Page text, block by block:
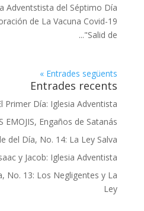
Adventstista del Séptimo Día
de La Vacuna Covid-19
"Salid de...
Entrades següents »
Entrades recents
Primer Día: Iglesia Adventista
EMOJIS, Engaños de Satanás
del Día, No. 14: La Ley Salva
y Jacob: Iglesia Adventista
No. 13: Los Negligentes y La
Ley